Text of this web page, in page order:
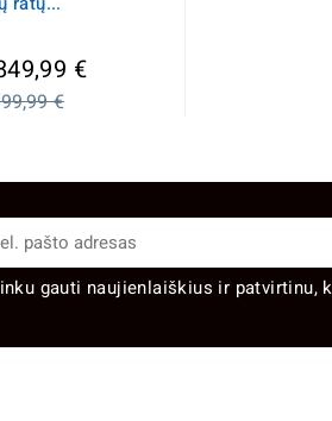
€Įprasta
€
gauti naujienlaiškius ir patvirtinu,